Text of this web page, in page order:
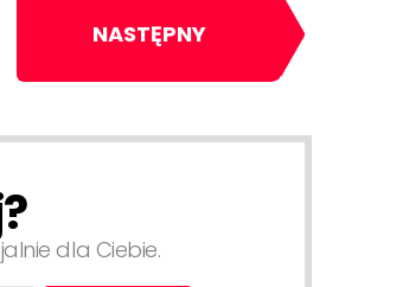
NASTĘPNY
dla Ciebie.